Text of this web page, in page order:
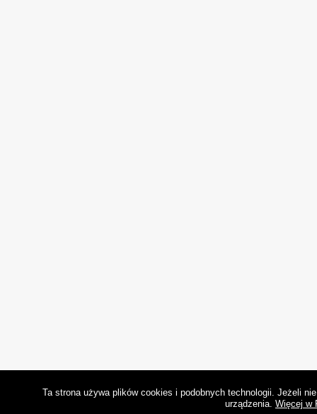
Ta strona używa plików cookies i podobnych technologii. Jeżeli
urządzenia. Więcej w